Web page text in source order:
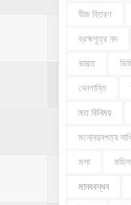
বীজ বিতরণ
ব্রহ্মপুত্র নদ
ভারত
ভোগান্তি
মত বিনিময়
মনোনয়নপত্র
মশা
মানববন্ধন